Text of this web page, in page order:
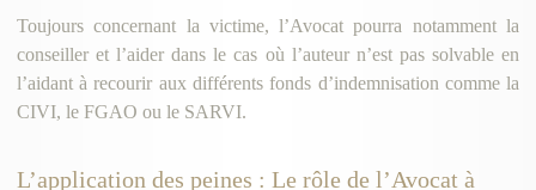
Toujours concernant la victime, l’Avocat pourra notamment la
conseiller et l’aider dans le cas où l’auteur n’est pas solvable en
l’aidant à recourir aux différents fonds d’indemnisation comme la
CIVI, le FGAO ou le SARVI.
L’application des peines : Le rôle de l’Avocat à